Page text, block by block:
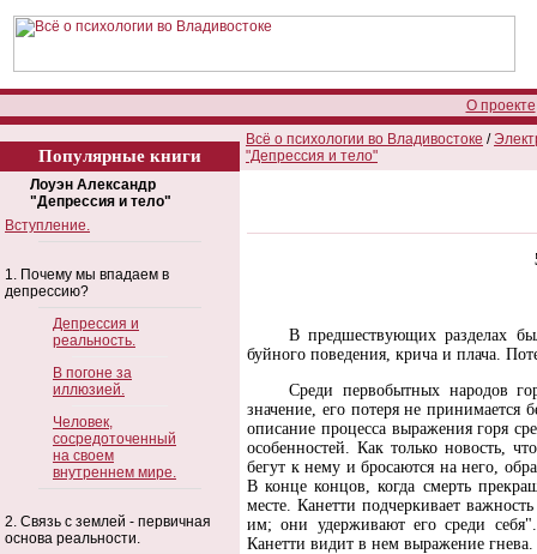
О проекте
Популярные книги
Лоуэн Александр
"Депрессия и тело"
Вступление.
1. Почему мы впадаем в
депрессию?
Депрессия и
реальность.
В погоне за
иллюзией.
Человек,
сосредоточенный
на своем
внутреннем мире.
2. Связь с землей - первичная
основа реальности.
Всё о психологии во Владивостоке /
"Депрессия и тело"
В предшествующих разделах
буйного поведения, крича и плача.
Среди первобытных народов
значение, его потеря не принимается
описание процесса выражения горя
особенностей. Как только новость,
бегут к нему и бросаются на него,
В конце концов, когда смерть
месте. Канетти подчеркивает
им; они удерживают его среди
Канетти видит в нем выражение